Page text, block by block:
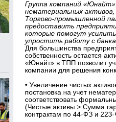
Группа компаний
нематериальных
Торгово-промышленной
предоставить
которые помогут
упростить работу с
Для большинства
собственность остается
«Юнайт» в ТПП позволит
компании для решения
• Увеличение чистых
постановка на учет
соответствовать
(Чистые активы > Сумма
контрактам по 44-ФЗ и